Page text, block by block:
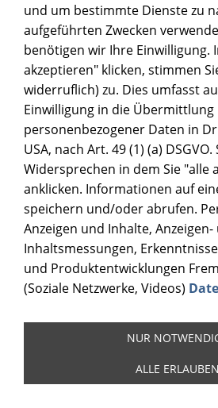
und um bestimmte Dienste zu
aufgeführten Zwecken
benötigen wir Ihre Einwilligung.
akzeptieren" klicken, stimmen
widerruflich) zu. Dies umfasst
Einwilligung in die
personenbezogener Daten in
USA, nach Art. 49 (1) (a)
Widersprechen in dem Sie "alle
anklicken. Informationen auf
speichern und/oder abrufen.
Anzeigen und Inhalte, Anzeigen-
Inhaltsmessungen,
und Produktentwicklungen
(Soziale Netzwerke, Videos)
NUR
ALLE ERLAUBEN